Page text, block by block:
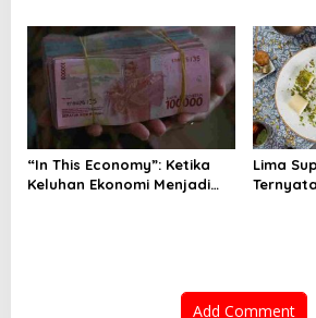
“In This Economy”: Ketika
Keluhan Ekonomi Menjadi
Lima
Add Comment